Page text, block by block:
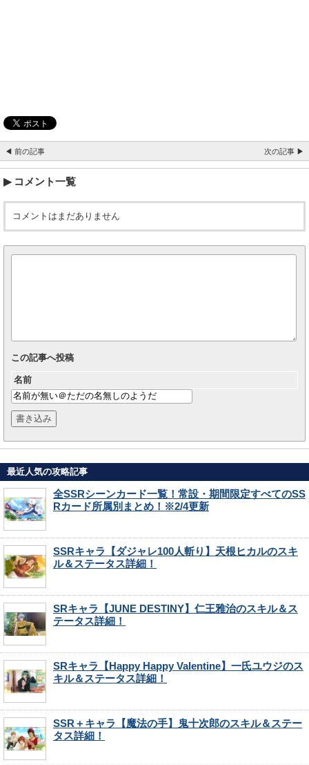
◀ 前の記事 次の記事 ▶
コメント一覧
コメントはまだありません
この記事へ投稿
名前
最近人気の攻略記事
全SSRシーンカード一覧！常設・期間限定すべてのSS
Rカード所属別まとめ！※2/4更新
SSRキャラ【ダジャレ100人斬り】天根ヒカルのスキ
ル＆ステータス詳細！
SRキャラ【JUNE DESTINY】仁王雅治のスキル＆ス
テータス詳細！
SRキャラ【Happy Happy Valentine】一氏ユウジのス
キル＆ステータス詳細！
SSR＋キャラ【魔法の手】鬼十次郎のスキル＆ステー
タス詳細！